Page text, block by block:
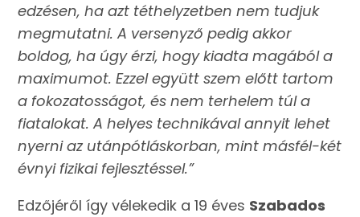
edzésen, ha azt téthelyzetben nem tudjuk
megmutatni. A versenyző pedig akkor
boldog, ha úgy érzi, hogy kiadta magából a
maximumot. Ezzel együtt szem előtt tartom
a fokozatosságot, és nem terhelem túl a
fiatalokat. A helyes technikával annyit lehet
nyerni az utánpótláskorban, mint másfél-két
évnyi fizikai fejlesztéssel.”
Edzőjéről így vélekedik a 19 éves Szabados